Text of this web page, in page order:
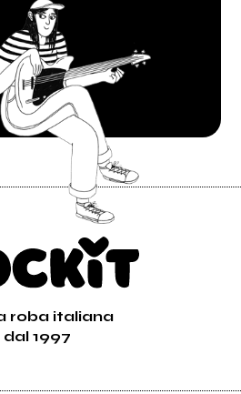
roba italiana
dal 1997